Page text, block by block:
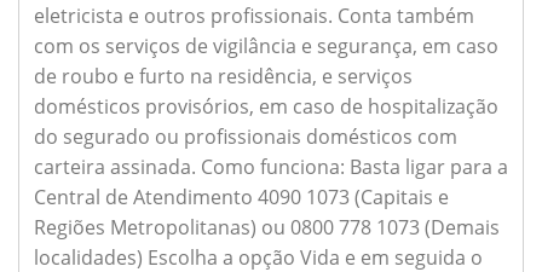
eletricista e outros profissionais. Conta também
com os serviços de vigilância e segurança, em caso
de roubo e furto na residência, e serviços
domésticos provisórios, em caso de hospitalização
do segurado ou profissionais domésticos com
carteira assinada. Como funciona: Basta ligar para a
Central de Atendimento 4090 1073 (Capitais e
Regiões Metropolitanas) ou 0800 778 1073 (Demais
localidades) Escolha a opção Vida e em seguida o